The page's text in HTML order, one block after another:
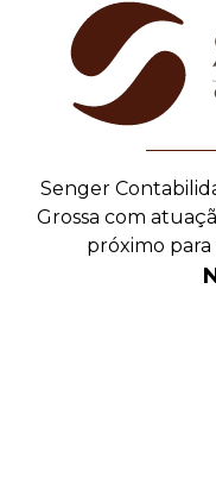
Senger
Grossa com
próximo para